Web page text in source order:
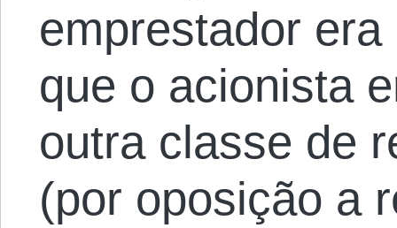
emprestador
que o acionista
outra classe de
(por oposição a